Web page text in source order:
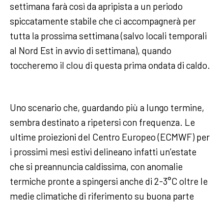
settimana farà così da apripista a un periodo
spiccatamente stabile che ci accompagnerà per
tutta la prossima settimana (salvo locali temporali
al Nord Est in avvio di settimana), quando
toccheremo il clou di questa prima ondata di caldo.
Uno scenario che, guardando più a lungo termine,
sembra destinato a ripetersi con frequenza. Le
ultime proiezioni del Centro Europeo (ECMWF) per
i prossimi mesi estivi delineano infatti un’estate
che si preannuncia caldissima, con anomalie
termiche pronte a spingersi anche di 2-3°C oltre le
medie climatiche di riferimento su buona parte